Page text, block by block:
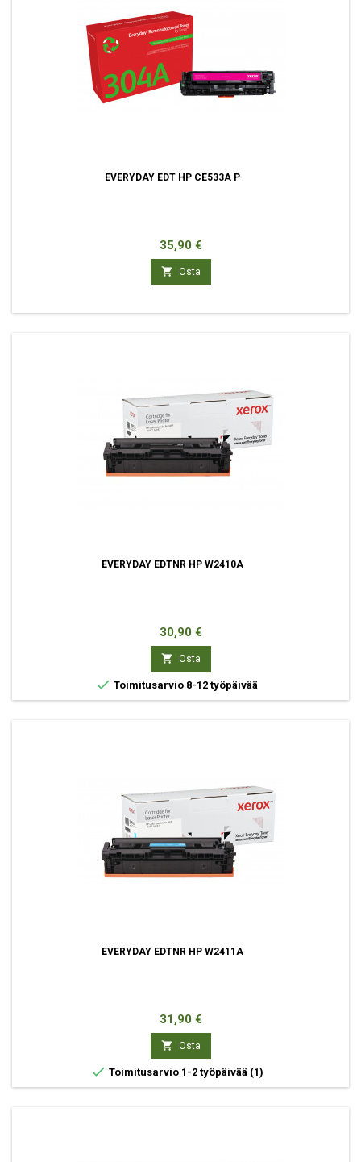
EVERYDAY EDT HP CE533A P
Hinta
35,90 €
 Osta
EVERYDAY EDTNR HP W2410A
Hinta
30,90 €
 Osta
 Toimitusarvio 8-12 työpäivää
EVERYDAY EDTNR HP W2411A
Hinta
31,90 €
 Osta
 Toimitusarvio 1-2 työpäivää (1)